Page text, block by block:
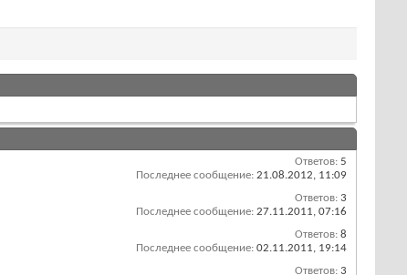
Ответов: 5
Последнее сообщение: 21.08.2012, 11:09
Ответов: 3
Последнее сообщение: 27.11.2011, 07:16
Ответов: 8
Последнее сообщение: 02.11.2011, 19:14
Ответов: 3